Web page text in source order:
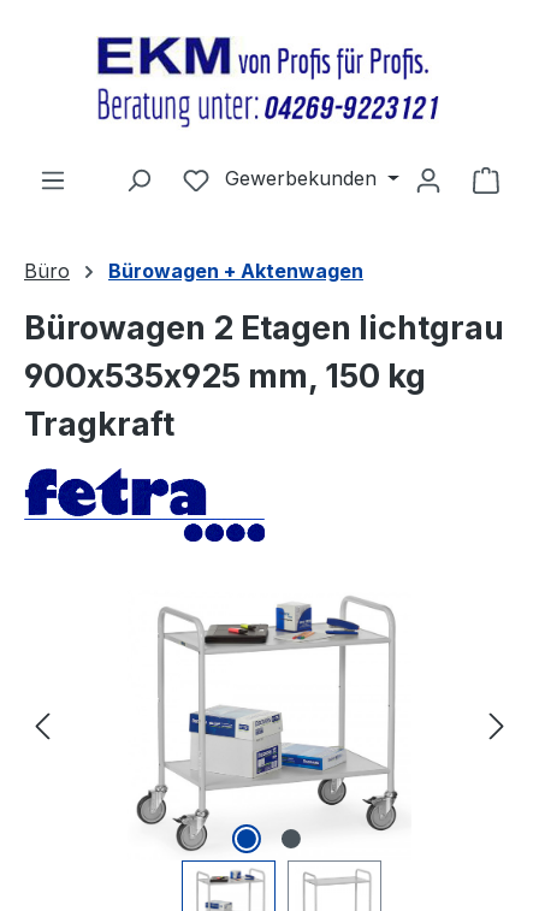
Du hast 0 Produkte auf dem
Gewerbekunden
Büro Bürowagen + Aktenwagen
Bürowagen 2 Etagen lichtgrau
900x535x925 mm, 150 kg
Tragkraft
Bildergalerie überspringen